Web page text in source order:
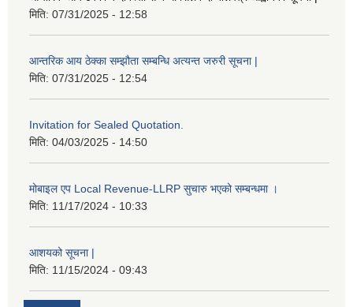
मिति: 07/31/2025 - 12:58
आन्तरिक आय ठेक्का सम्झौता सम्बन्धि अत्यन्त जरुरी सूचना |
मिति: 07/31/2025 - 12:54
Invitation for Sealed Quotation.
मिति: 04/03/2025 - 14:50
मोबाइल एप Local Revenue-LLRP सुचारु भएको सम्बन्धमा ।
मिति: 11/17/2024 - 10:33
आशयको सूचना |
मिति: 11/15/2024 - 09:43